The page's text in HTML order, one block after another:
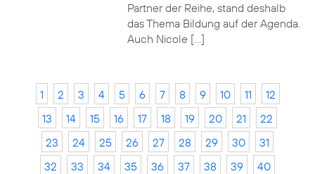
Partner der Reihe, stand deshalb
das Thema Bildung auf der Agenda.
Auch Nicole […]
1 2 3 4 5 6 7 8 9 10 11
12
13
14 15 16 17 18 19 20 21
22
23
24 25 26 27 28 29 30
31
32
33 34 35 36 37 38 39
40